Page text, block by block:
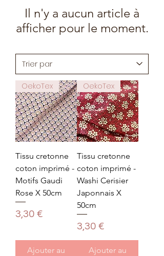
Il n'y a aucun article à
afficher pour le moment.
OekoTex
Tissu cretonne
coton imprimé -
Motifs Gaudi
Rose X 50cm
Prix
3,30 €
Ajouter au
OekoTex
Tissu cretonne
coton imprimé -
Washi Cerisier
Japonnais X
50cm
Prix
3,30 €
Ajouter au